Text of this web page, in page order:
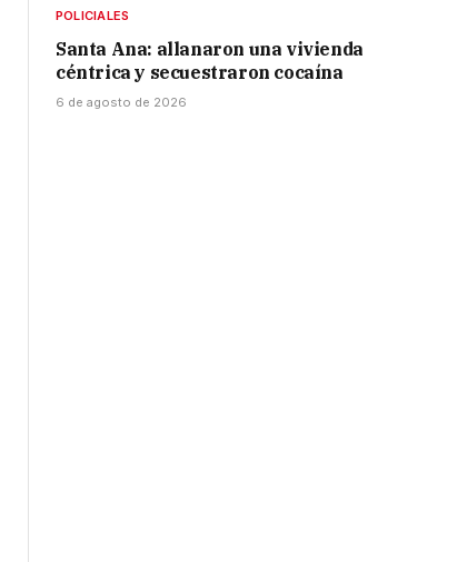
POLICIALES
Santa Ana: allanaron una vivienda
céntrica y secuestraron cocaína
6 de agosto de 2026